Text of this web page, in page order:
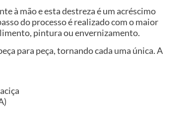
à mão e esta destreza é um acréscimo
do processo é realizado com o maior
pintura ou envernizamento.
para peça, tornando cada uma única. A